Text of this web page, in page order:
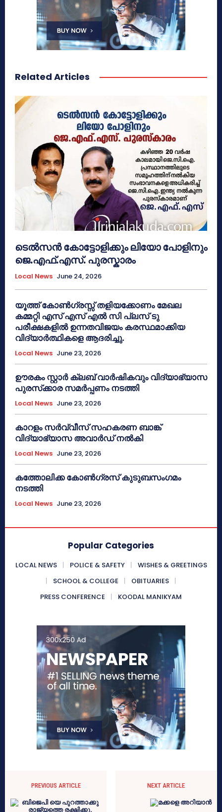
Related Articles
ടെൽസൻ കോട്ടോളിക്കും ലിയോ പോളിനും
ജെ.എഫ്.എസ്. പുരസ്കാരം
Local News June 24, 2026
യൂത്ത് കോൺഗ്രസ്സ് തളിയക്കോണം മേഖല
കമ്മറ്റി എസ് എസ് എൽ സി പ്ലസ് ടു
പരീക്ഷകളിൽ ഉന്നതവിജയം കരസ്ഥമാക്കിയ
വിദ്യാർത്ഥികളെ ആദരിച്ചു.
Local News June 23, 2026
ഊരകം സ്റ്റാർ ക്ലബ് വാർഷികവും വിദ്യാഭ്യാസ
പുരസ്‌ക്കാര സമർപ്പണം നടത്തി
Local News June 23, 2026
കാറളം സർവ്വീസ് സഹകരണ ബാങ്ക്
വിദ്യാഭ്യാസ അവാർഡ് നൽകി
Local News June 23, 2026
കത്തോലിക്ക കോൺഗ്രസ് കുടുബസംഗമം
നടത്തി
Local News June 23, 2026
Popular Categories
LOCAL NEWS POLICE & SAFETY
WISHES & GREETINGS
SCHOOL & COLLEGE
OBITUARIES
PRESS CONFERENCE
KOODAL MANIKYAM
PREVIOUS ARTICLE NEXT ARTICLE